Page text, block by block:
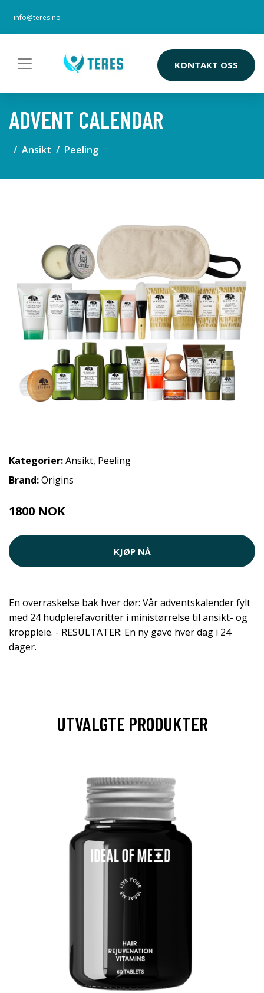
info@teres.no
KONTAKT OSS
ADVENT CALENDAR
Ansikt Peeling
Kategorier:Ansikt, Peeling
Brand:Origins
1800 NOK
KJØP NÅ
En overraskelse bak hver dør: Vår adventskalender fylt
med 24 hudpleiefavoritter i ministørrelse til ansikt- og
kroppleie. - RESULTATER: En ny gave hver dag i 24
dager.
UTVALGTE PRODUKTER